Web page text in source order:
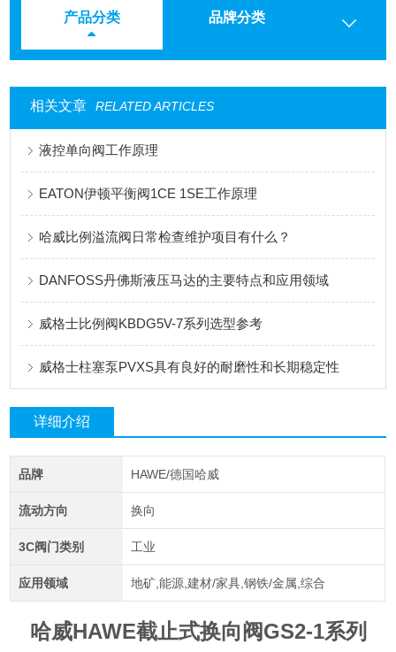
产品分类 品牌分类
相关文章 RELATED ARTICLES
液控单向阀工作原理
EATON伊顿平衡阀1CE 1SE工作原理
哈威比例溢流阀日常检查维护项目有什么？
DANFOSS丹佛斯液压马达的主要特点和应用领域
威格士比例阀KBDG5V-7系列选型参考
威格士柱塞泵PVXS具有良好的耐磨性和长期稳定性
详细介绍
品牌 HAWE/德国哈威
流动方向 换向
3C阀门类别 工业
应用领域 地矿,能源,建材/家具,钢铁/金属,综合
哈威HAWE截止式换向阀GS2-1系列